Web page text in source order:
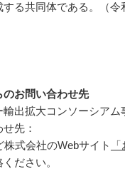
る共同体である。（令
お問い合わせ先
輸出拡大コンソーシア
先：
式会社のWebサイト
ださい。